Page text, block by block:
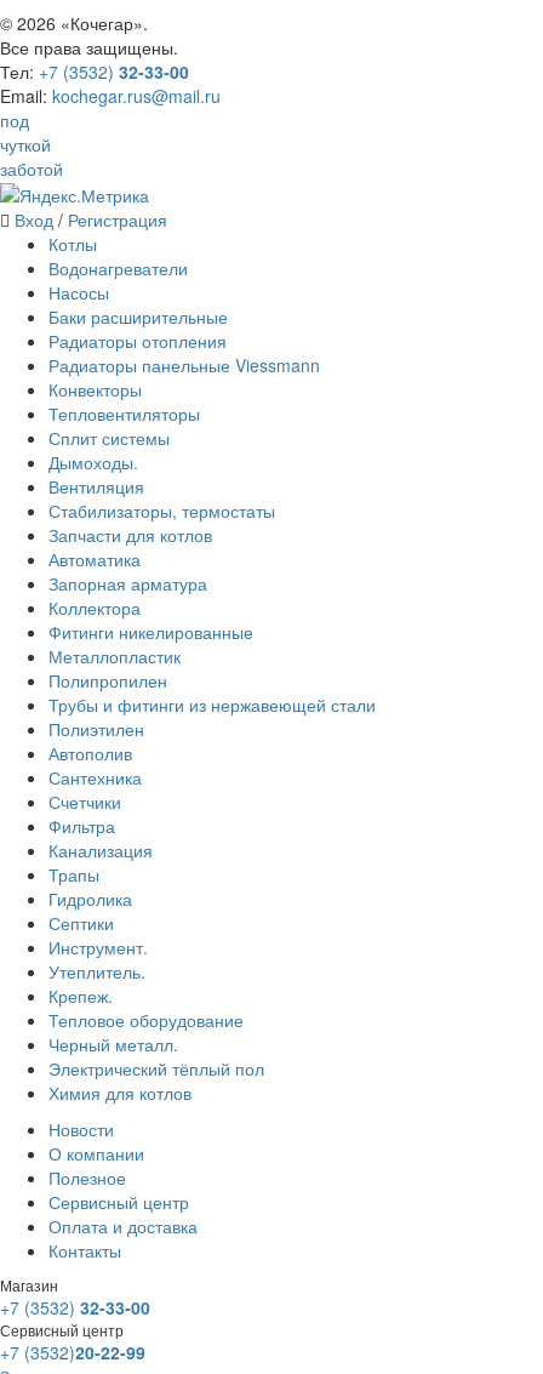
© 2026 «Кочегар».
Все права защищены.
Тел: +7 (3532) 32-33-00
Email: kochegar.rus@mail.ru
под
чуткой
заботой
Вход / Регистрация
Котлы
Водонагреватели
Насосы
Баки расширительные
Радиаторы отопления
Радиаторы панельные Viessmann
Конвекторы
Тепловентиляторы
Сплит системы
Дымоходы.
Вентиляция
Стабилизаторы, термостаты
Запчасти для котлов
Автоматика
Запорная арматура
Коллектора
Фитинги никелированные
Металлопластик
Полипропилен
Трубы и фитинги из нержавеющей стали
Полиэтилен
Автополив
Сантехника
Счетчики
Фильтра
Канализация
Трапы
Гидролика
Септики
Инструмент.
Утеплитель.
Крепеж.
Тепловое оборудование
Черный металл.
Электрический тёплый пол
Химия для котлов
Новости
О компании
Полезное
Сервисный центр
Оплата и доставка
Контакты
Магазин
+7 (3532) 32-33-00
Сервисный центр
+7 (3532)20-22-99